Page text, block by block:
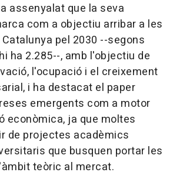
assenyalat que la seva
com a objectiu arribar a les
pel 2030 --segons
ha 2.285--, amb l'objectiu de
l'ocupació i el creixement
i ha destacat el paper
emergents com a motor
econòmica, ja que moltes
de projectes acadèmics
que busquen portar les
teòric al mercat.